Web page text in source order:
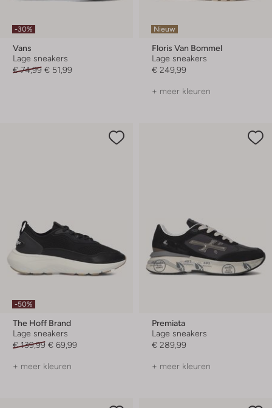
-30%
Vans
Lage sneakers
€ 74,99 € 51,99
Nieuw
Floris Van Bommel
Lage sneakers
€ 249,99
+ meer kleuren
-50%
The Hoff Brand
Lage sneakers
€ 139,99 € 69,99
+ meer kleuren
Premiata
Lage sneakers
€ 289,99
+ meer kleuren